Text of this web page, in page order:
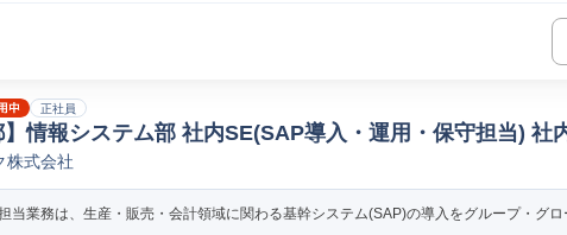
正社員
】情報システム部 社内SE(SAP導入・運用・保守担当) 社
株式会社
当業務は、生産・販売・会計領域に関わる基幹システム(SAP)の導入をグループ・グロ